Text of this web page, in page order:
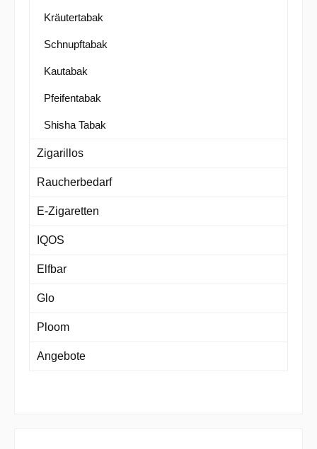
Kräutertabak
Schnupftabak
Kautabak
Pfeifentabak
Shisha Tabak
Zigarillos
Raucherbedarf
E-Zigaretten
IQOS
Elfbar
Glo
Ploom
Angebote